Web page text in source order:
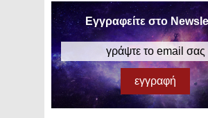
Εγγραφείτε στο